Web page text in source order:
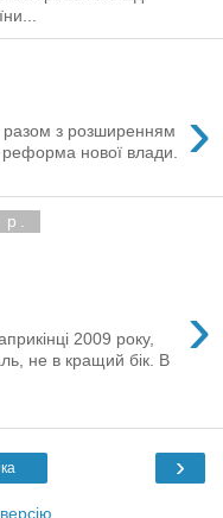
›
разом з розширенням
реформа нової влади.
›
2009 року,
не в кращий бік. В
›